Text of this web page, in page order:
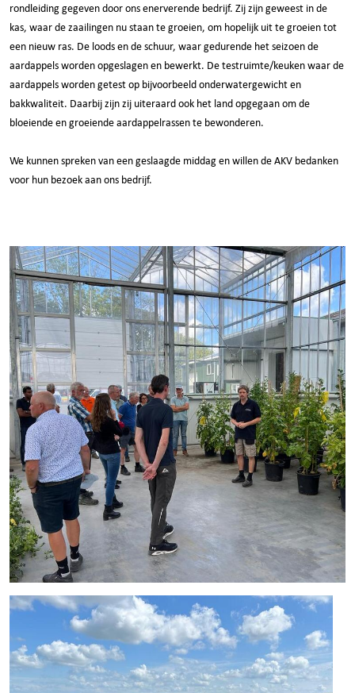
rondleiding gegeven door ons enerverende bedrijf. Zij zijn geweest in de
kas, waar de zaailingen nu staan te groeien, om hopelijk uit te groeien tot
een nieuw ras. De loods en de schuur, waar gedurende het seizoen de
aardappels worden opgeslagen en bewerkt. De testruimte/keuken waar de
aardappels worden getest op bijvoorbeeld onderwatergewicht en
bakkwaliteit. Daarbij zijn zij uiteraard ook het land opgegaan om de
bloeiende en groeiende aardappelrassen te bewonderen.
We kunnen spreken van een geslaagde middag en willen de AKV bedanken
voor hun bezoek aan ons bedrijf.